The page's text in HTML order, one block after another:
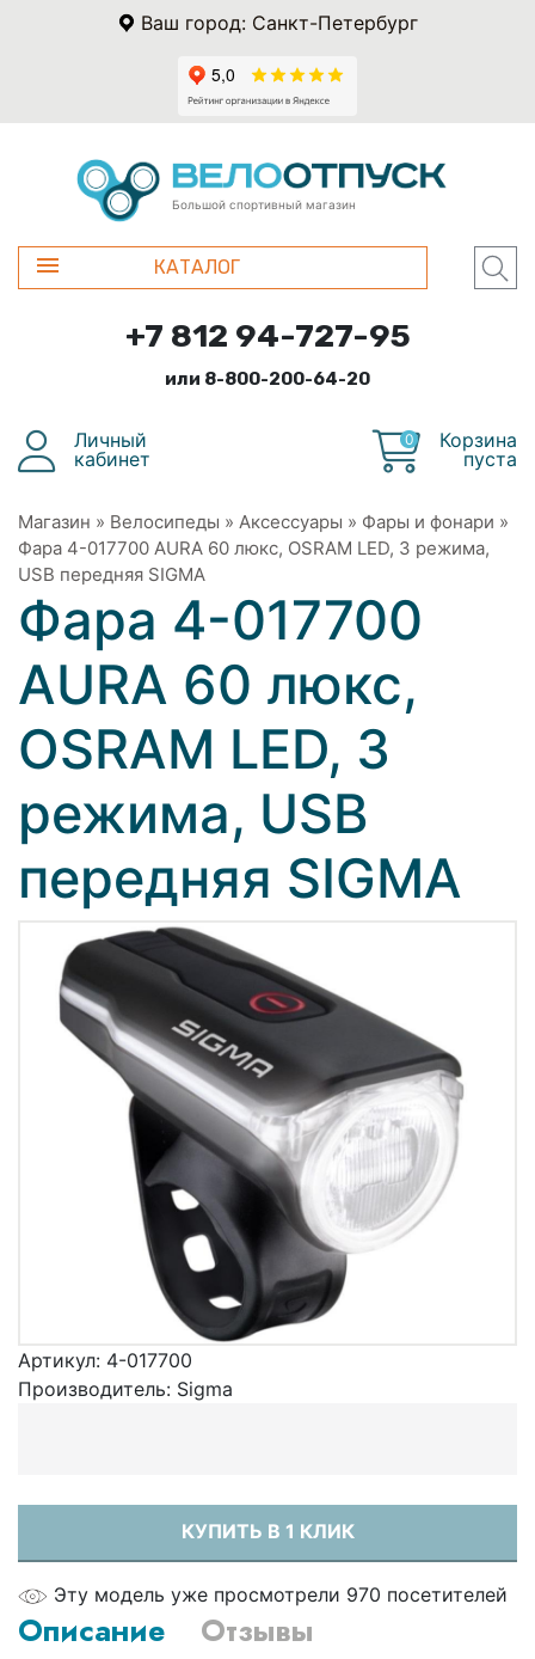
Ваш город: Санкт-Петербург
Большой спортивный магазин
КАТАЛОГ
+7 812 94-727-95
или 8-800-200-64-20
Личный
кабинет
0
Корзина
пуста
Магазин » Велосипеды » Аксессуары » Фары и фонари »
Фара 4-017700 AURA 60 люкс, OSRAM LED, 3 режима,
USB передняя SIGMA
Фара 4-017700
AURA 60 люкс,
OSRAM LED, 3
режима, USB
передняя SIGMA
Артикул: 4-017700
Производитель: Sigma
КУПИТЬ В 1 КЛИК
Эту модель уже просмотрели 970 посетителей
Описание Отзывы